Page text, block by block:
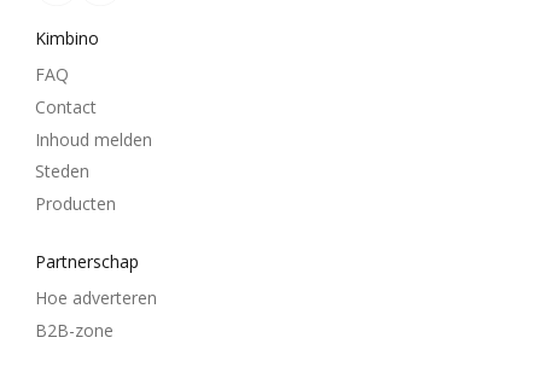
Kimbino
FAQ
Contact
Inhoud melden
Steden
Producten
Partnerschap
Hoe adverteren
B2B-zone